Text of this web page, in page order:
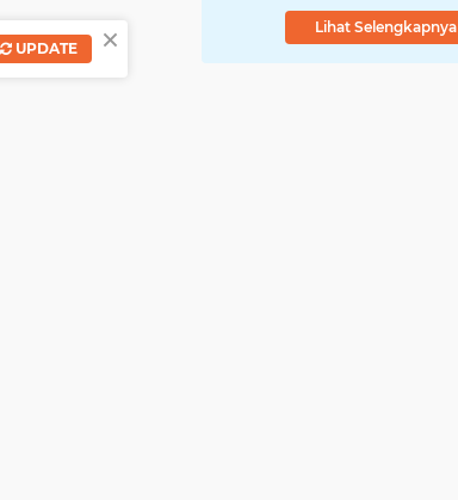
Pelanggan?
Lihat Selengkapnya
×
UPDATE